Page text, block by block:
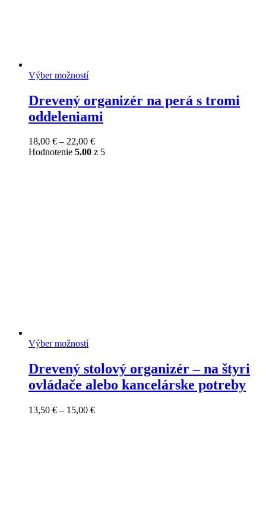
Výber možností
Drevený organizér na perá s tromi
oddeleniami
18,00 € – 22,00 €Price
range:
Hodnotenie 5.00 z 5
Výber možností
Drevený stolový organizér – na štyri
ovládače alebo kancelárske potreby
13,50 € – 15,00 €Price